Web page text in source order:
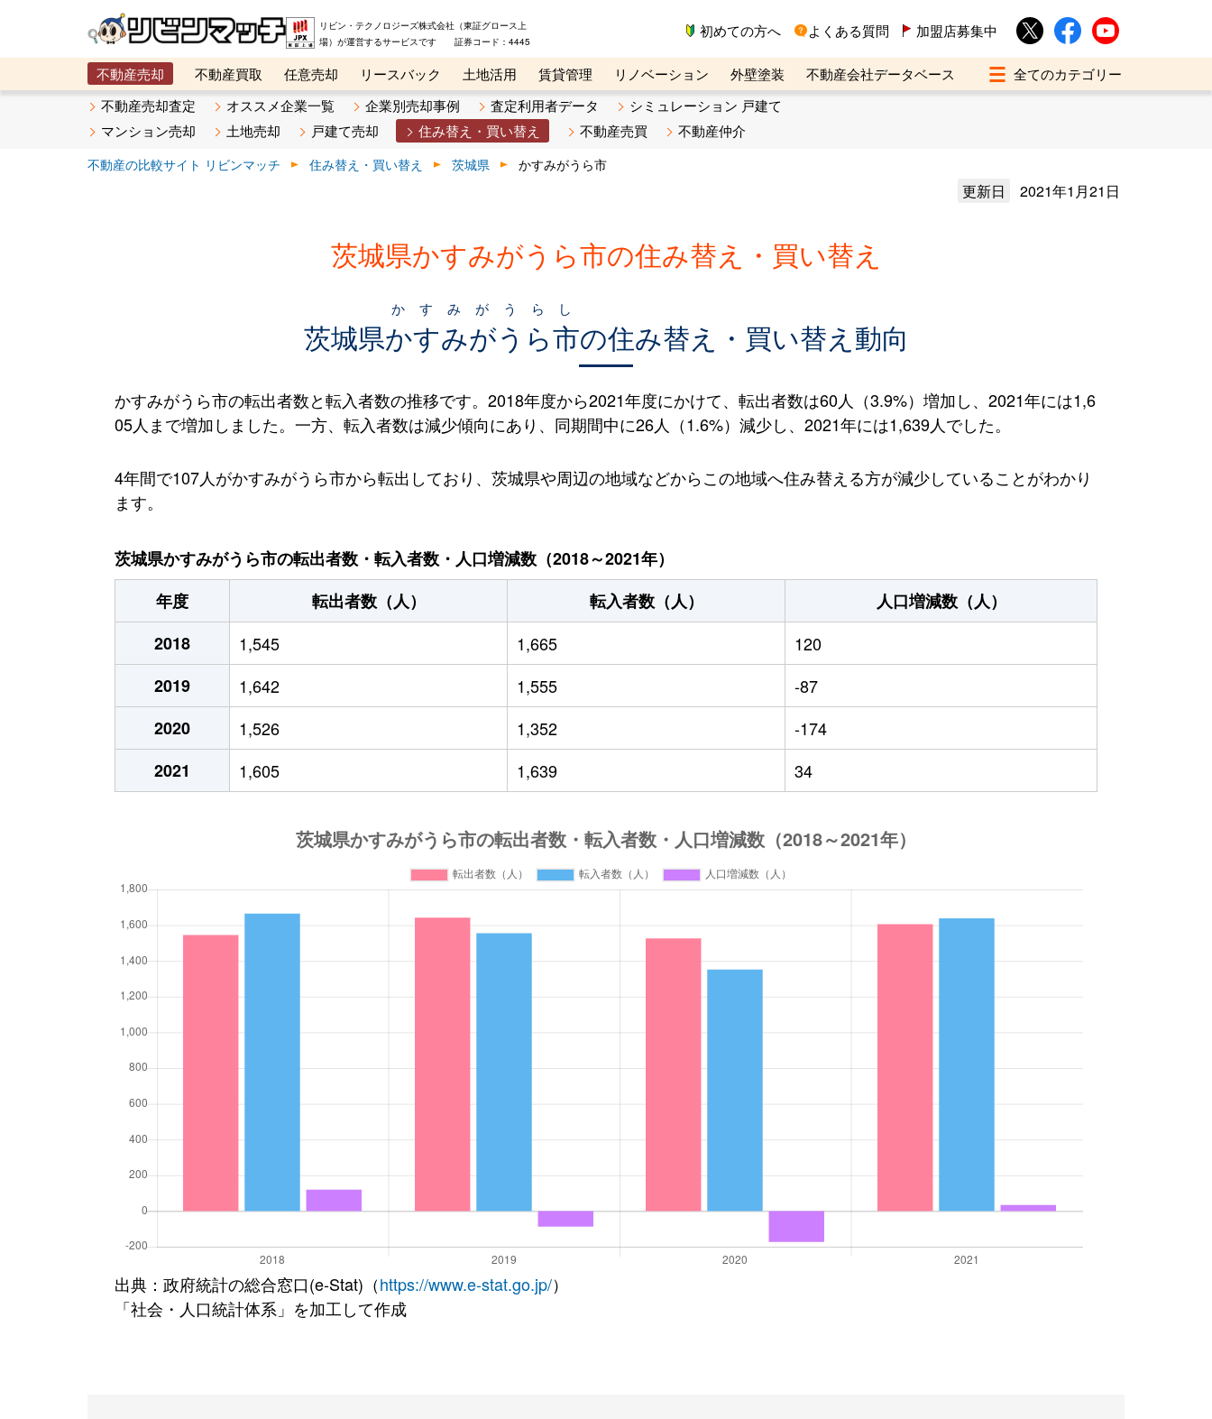
リビン・テクノロジーズ株式会社（東証グロース上
場）が運営するサービスです 証券コード：4445
初めての方へ よくある質問 加盟店募集中
不動産売却 不動産買取 任意売却 リースバック 土地活用 賃貸管理 リノベーション 外壁塗装
不動産会社データベース
メタ住宅展示場
ベスト不動産カンパニー オンライン講座 リビンマガジンBiz 不動産売却ご相談デスク
不動産売却査定 オススメ企業一覧 企業別売却事例 査定利用者データ
シミュレーション 戸建て
マンション売却
土地売却 戸建て売却 住み替え・買い替え 不動産売買 不動産仲介
不動産の比較サイト リビンマッチ 住み替え・買い替え 茨城県 かすみがうら市
更新日 2021年1月21日
茨城県かすみがうら市の住み替え・買い替え
茨城県かすみがうら市
かすみがうらし
の住み替え・買い替え動向
かすみがうら市の転出者数と転入者数の推移です。2018年度から2021年度にかけて、転出者数は60人（3.9%）増加し、2021年には1,6
05人まで増加しました。一方、転入者数は減少傾向にあり、同期間中に26人（1.6%）減少し、2021年には1,639人でした。
4年間で107人がかすみがうら市から転出しており、茨城県や周辺の地域などからこの地域へ住み替える方が減少していることがわかり
ます。
茨城県かすみがうら市の転出者数・転入者数・人口増減数（2018～2021年）
年度
転出者数（人） 転入者数（人）
人口増減数（人）
2018
1,545 1,665
120
2019
1,642 1,555
-87
2020
1,526 1,352
-174
2021
1,605 1,639 34
出典：政府統計の総合窓口(e-Stat)（https://www.e-stat.go.jp/）
「社会・人口統計体系」を加工して作成